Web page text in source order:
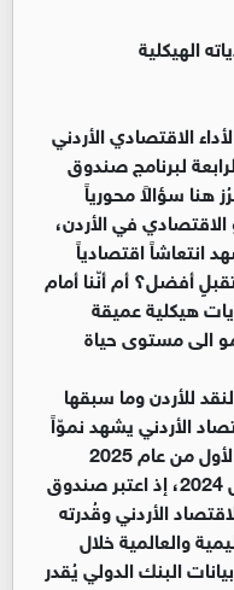
الهيكلية
الاقتصادي الأردني
لبرنامج صندوق
هنا سؤالاً محورياً
في الأردن،
انتعاشاً اقتصادياً
أفضل؟ أم أنّنا أمام
هيكلية عميقة
الى مستوى حياة
للأردن وما سبقها
الأردني يشهد نموّاً
وصل إلى حوالي 2.7٪ في النصف الأول من عام 2025
مقارنة بنمو قدره 2.5٪ للعام الكامل 2024، إذ اعتبر صندوق
الأردني وقُدرته
والعالمية خلال
البنك الدولي يُقدر